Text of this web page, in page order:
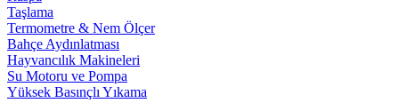
Taşlama
Termometre & Nem Ölçer
Bahçe Aydınlatması
Hayvancılık Makineleri
Su Motoru ve Pompa
Yüksek Basınçlı Yıkama